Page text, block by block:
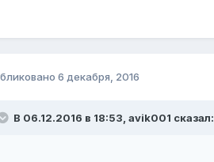
6 декабря, 2016
В 06.12.2016 в 18:53, avik001 сказал: